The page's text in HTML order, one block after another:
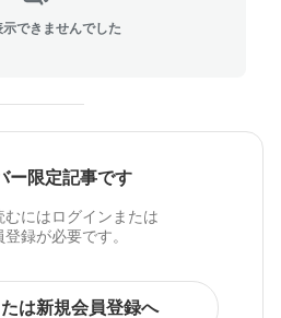
示できませんでした
ー限定記事です
むにはログインまたは
録が必要です。
は新規会員登録へ